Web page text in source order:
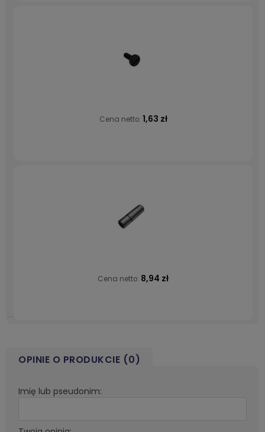
Cena netto: 1,63 zł
Cena netto: 8,94 zł
OPINIE O PRODUKCIE (0)
Imię lub pseudonim: